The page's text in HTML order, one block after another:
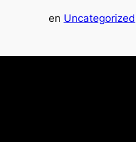
en Uncategorized